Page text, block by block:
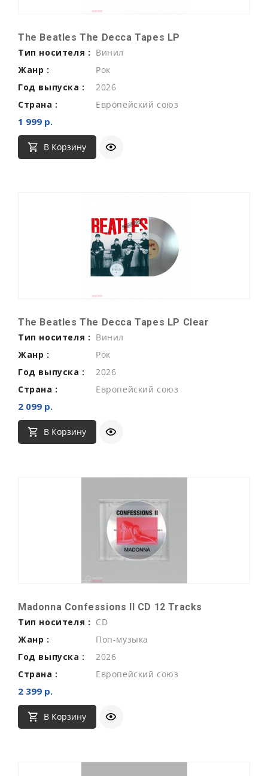
The Beatles The Decca Tapes LP
Тип носителя : Винил
Жанр :
Рок
Год выпуска :
2026
Страна :
Европейский союз
1 999 р.
В Корзину
The Beatles The Decca Tapes LP Clear
Тип носителя : Винил
Жанр :
Рок
Год выпуска :
2026
Страна :
Европейский союз
2 099 р.
В Корзину
Madonna Confessions II CD 12 Tracks
Тип носителя : CD
Жанр :
Поп-музыка
Год выпуска :
2026
Страна :
Европейский союз
2 399 р.
В Корзину